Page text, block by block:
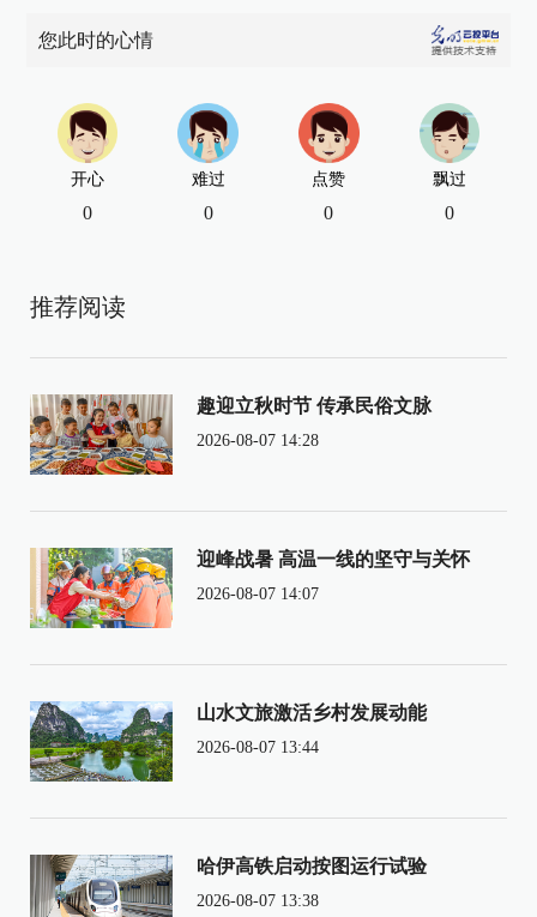
您此时的心情
开心
0
难过
0
点赞
0
飘过
0
推荐阅读
趣迎立秋时节 传承民俗文脉
2026-08-07 14:28
迎峰战暑 高温一线的坚守与关怀
2026-08-07 14:07
山水文旅激活乡村发展动能
2026-08-07 13:44
哈伊高铁启动按图运行试验
2026-08-07 13:38